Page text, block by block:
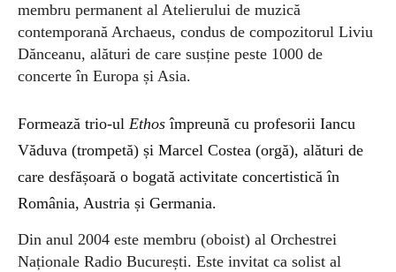
membru permanent al Atelierului de muzică
contemporană Archaeus, condus de compozitorul Liviu
Dănceanu, alături de care susține peste 1000 de
concerte în Europa și Asia.
Formează trio-ul Ethos împreună cu profesorii Iancu
Văduva (trompetă) și Marcel Costea (orgă), alături de
care desfășoară o bogată activitate concertistică în
România, Austria și Germania.
Din anul 2004 este membru (oboist) al Orchestrei
Naționale Radio București. Este invitat ca solist al